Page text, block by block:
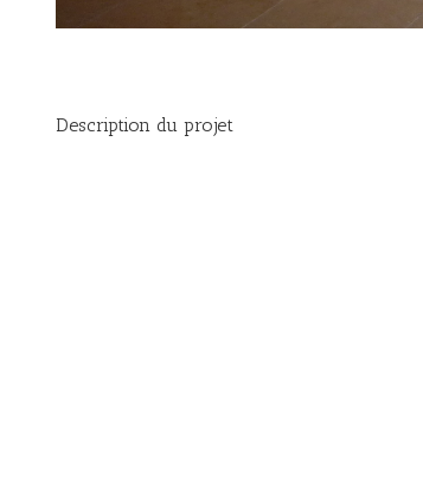
Description du projet